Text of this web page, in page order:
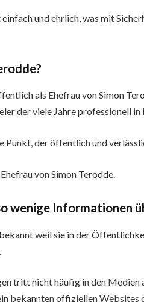
und ehrlich, was mit
als Ehefrau von Simon
der viele Jahre professionell
Punkt, der öffentlich und
von Simon Terodde.
wenige Informationen
weil sie in der
tritt nicht häufig in den
bekannten offiziellen